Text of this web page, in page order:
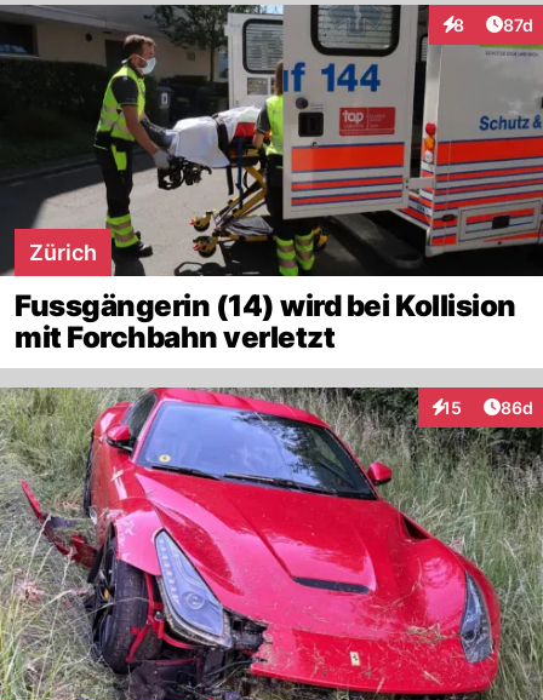
8
Interaktionen
87d
Zürich
Fussgängerin (14) wird bei Kollision
mit Forchbahn verletzt
15
Interaktionen
86d